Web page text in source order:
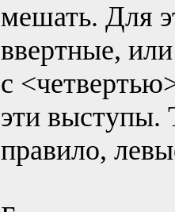
мешать. Для
ввертные,
с
эти выступы.
правило,